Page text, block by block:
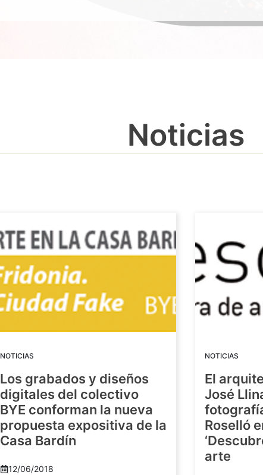
Noticias
NOTICIAS
Los grabados y diseños
digitales del colectivo
BYE conforman la nueva
propuesta expositiva de la
Casa Bardín
12/06/2018
NOTICIAS
El
José
Roselló
arte